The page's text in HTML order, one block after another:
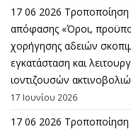
17 06 2026
απόφασης «Όροι,
χορήγησης αδειών
εγκατάσταση και
ιοντιζουσών
17 Ιουνίου 2026
17 06 2026